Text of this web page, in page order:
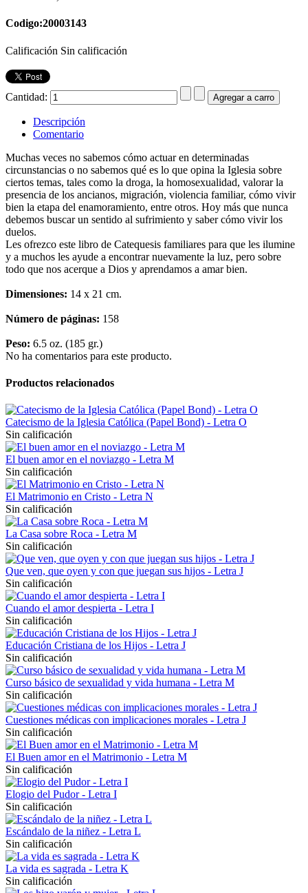
Codigo:20003143
Calificación Sin calificación
Cantidad:
Descripción
Comentario
Muchas veces no sabemos cómo actuar en determinadas
circunstancias o no sabemos qué es lo que opina la Iglesia sobre
ciertos temas, tales como la droga, la homosexualidad, valorar la
presencia de los ancianos, migración, violencia familiar, cómo vivir
bien la etapa del enamoramiento, entre otros. Hoy más que nunca
debemos buscar un sentido al sufrimiento y saber cómo vivir los
duelos.
Les ofrezco este libro de Catequesis familiares para que les ilumine
y a muchos les ayude a encontrar nuevamente la luz, pero sobre
todo que nos acerque a Dios y aprendamos a amar bien.
Dimensiones: 14 x 21 cm.
Número de páginas: 158
Peso: 6.5 oz. (185 gr.)
No ha comentarios para este producto.
Productos relacionados
Catecismo de la Iglesia Católica (Papel Bond) - Letra O
Sin calificación
El buen amor en el noviazgo - Letra M
Sin calificación
El Matrimonio en Cristo - Letra N
Sin calificación
La Casa sobre Roca - Letra M
Sin calificación
Que ven, que oyen y con que juegan sus hijos - Letra J
Sin calificación
Cuando el amor despierta - Letra I
Sin calificación
Educación Cristiana de los Hijos - Letra J
Sin calificación
Curso básico de sexualidad y vida humana - Letra M
Sin calificación
Cuestiones médicas con implicaciones morales - Letra J
Sin calificación
El Buen amor en el Matrimonio - Letra M
Sin calificación
Elogio del Pudor - Letra I
Sin calificación
Escándalo de la niñez - Letra L
Sin calificación
La vida es sagrada - Letra K
Sin calificación